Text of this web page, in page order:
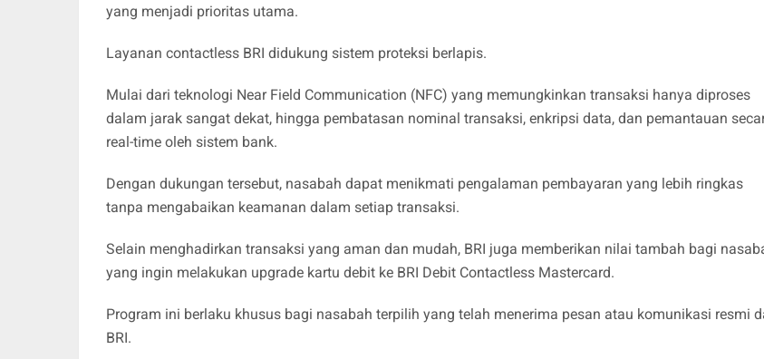
yang menjadi prioritas utama.
Layanan contactless BRI didukung sistem proteksi berlapis.
Mulai dari teknologi Near Field Communication (NFC) yang memungkinkan transaksi hanya diproses
dalam jarak sangat dekat, hingga pembatasan nominal transaksi, enkripsi data, dan pemantauan
real-time oleh sistem bank.
Dengan dukungan tersebut, nasabah dapat menikmati pengalaman pembayaran yang lebih ringkas
tanpa mengabaikan keamanan dalam setiap transaksi.
Selain menghadirkan transaksi yang aman dan mudah, BRI juga memberikan nilai tambah bagi
yang ingin melakukan upgrade kartu debit ke BRI Debit Contactless Mastercard.
Program ini berlaku khusus bagi nasabah terpilih yang telah menerima pesan atau komunikasi resmi
BRI.